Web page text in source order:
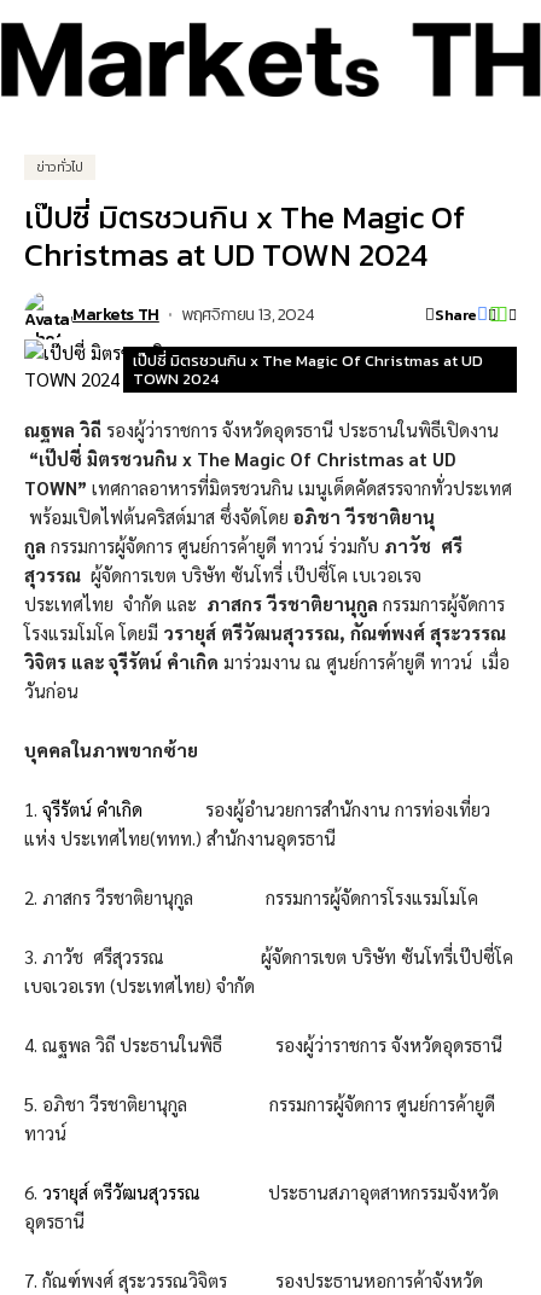
ข่าวทั่วไป
เป๊ปซี่ มิตรชวนกิน x The Magic Of
Christmas at UD TOWN 2024
Markets TH พฤศจิกายน 13, 2024
Share
เป๊ปซี่ มิตรชวนกิน x The Magic Of Christmas at UD
TOWN 2024
ณฐพล วิถี รองผู้ว่าราชการ จังหวัดอุดรธานี ประธานในพิธีเปิดงาน
“เป๊ปซี่ มิตรชวนกิน x The Magic Of Christmas at UD
TOWN” เทศกาลอาหารที่มิตรชวนกิน เมนูเด็ดคัดสรรจากทั่วประเทศ
พร้อมเปิดไฟต้นคริสต์มาส ซึ่งจัดโดย อภิชา วีรชาติยานุ
กูล กรรมการผู้จัดการ ศูนย์การค้ายูดี ทาวน์ ร่วมกับ ภาวัช ศรี
สุวรรณ ผู้จัดการเขต บริษัท ซันโทรี่ เป๊ปซี่โค เบเวอเรจ
ประเทศไทย จำกัด และ ภาสกร วีรชาติยานุกูล กรรมการผู้จัดการ
โรงแรมโมโค โดยมี วรายุส์ ตรีวัฒนสุวรรณ, กัณฑ์พงศ์ สุระวรรณ
วิจิตร และ จุรีรัตน์ คำเกิด มาร่วมงาน ณ ศูนย์การค้ายูดี ทาวน์ เมื่อ
วันก่อน
บุคคลในภาพขากซ้าย
1. จุรีรัตน์ คำเกิด รองผู้อำนวยการสำนักงาน การท่องเที่ยว
แห่ง ประเทศไทย(ททท.) สำนักงานอุดรธานี
2. ภาสกร วีรชาติยานุกูล กรรมการผู้จัดการโรงแรมโมโค
3. ภาวัช ศรีสุวรรณ ผู้จัดการเขต บริษัท ซันโทรี่เป๊ปซี่โค
เบจเวอเรท (ประเทศไทย) จำกัด
4. ณฐพล วิถี ประธานในพิธี รองผู้ว่าราชการ จังหวัดอุดรธานี
5. อภิชา วีรชาติยานุกูล กรรมการผู้จัดการ ศูนย์การค้ายูดี
ทาวน์
6. วรายุส์ ตรีวัฒนสุวรรณ
ประธานสภาอุตสาหกรรมจังหวัด
อุดรธานี
7. กัณฑ์พงศ์ สุระวรรณวิจิตร รองประธานหอการค้าจังหวัด